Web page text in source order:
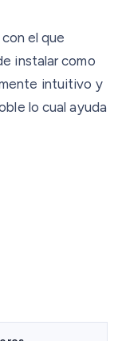
el que
instalar como
intuitivo y
lo cual ayuda